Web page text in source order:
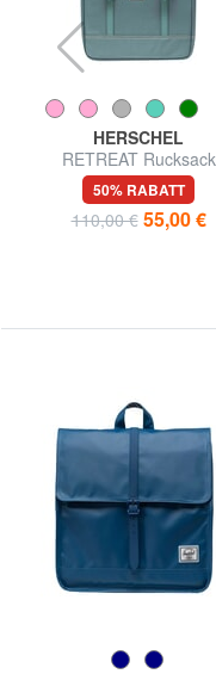
HERSCHEL
RETREAT Rucksack
50% RABATT
110,00 € 55,00 €